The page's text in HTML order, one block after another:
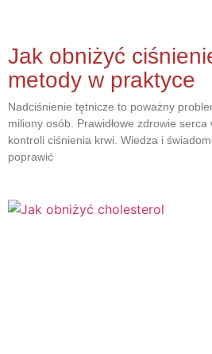
Jak obniżyć
metody w praktyce
Nadciśnienie tętnicze to poważny
miliony osób. Prawidłowe zdrowie
kontroli ciśnienia krwi. Wiedza i
poprawić